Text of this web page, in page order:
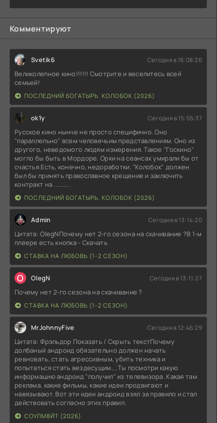
Комментируют
Svetik6 Сегодня в 16:08:26
Великолепное кино!!!!!! Смотрите и веселитесь всей
семьей!
ПОСЛЕДНИЙ БОГАТЫРЬ. КОЛОБОК (2026)
ok1y Сегодня в 15:55:37
Русское кино нынче не просто специфично. Оно
"параллельно" всем человечьим представлениям. Оно из
другого, неведомого людям измерения. Такое "Госкино"
могло бы быть в Мордоре. Орки на сеансах умирали бы от
счастья.Есть, конечно, недоработки. "Колобок" должен
был бы принять православное крещение и заключить
контракт на ......... .
ПОСЛЕДНИЙ БОГАТЫРЬ. КОЛОБОК (2026)
Admin Сегодня в 13:14:20
Цитата: OlegNПочему нет 2-го сезона на скачивание ?В 1-м
плеере есть кнопка - Скачать
СТАВКА НА ЛЮБОВЬ (1-2 СЕЗОН)
O OlegN Сегодня в 13:11:27
Почему нет 2-го сезона на скачивание ?
СТАВКА НА ЛЮБОВЬ (1-2 СЕЗОН)
MrJohnnyFive Сегодня в 12:46:29
Цитата: Фрэльдор Показать / Скрыть текстПочему
долбаный андроид обязательно должен начать
ревновать, стать агрессивным, убить техника и
попытаться стать вездесущим....Ты посмотри какую
информацию андроид "получил" из телевизора. Какая там
реклама, какие фильмы, какие идеи продвигают и
навязывают. Вот эти идеи андроид взял за правило и стал
действовать согласно этих правил.
СОУЛМ8ЙТ (2026)